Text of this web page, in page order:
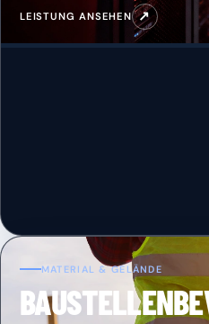
LEISTUNG ANSEHEN ↗
MATERIAL & GELÄNDE